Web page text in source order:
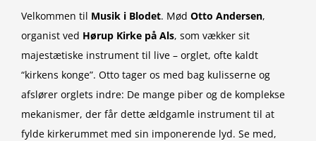
Velkommen til Musik i Blodet. Mød Otto Andersen,
organist ved Hørup Kirke på Als, som vækker sit
majestætiske instrument til live – orglet, ofte kaldt
“kirkens konge”. Otto tager os med bag kulisserne og
afslører orglets indre: De mange piber og de komplekse
mekanismer, der får dette ældgamle instrument til at
fylde kirkerummet med sin imponerende lyd. Se med,